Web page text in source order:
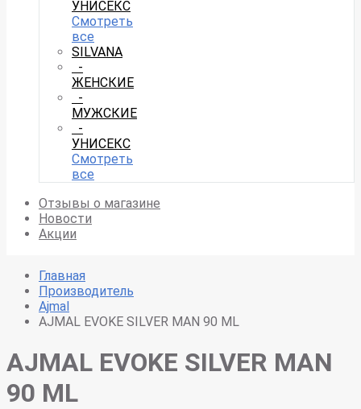
УНИСЕКС
Смотреть
все
SILVANA
-
ЖЕНСКИЕ
-
МУЖСКИЕ
-
УНИСЕКС
Смотреть
все
Отзывы о магазине
Новости
Акции
Главная
Производитель
Ajmal
AJMAL EVOKE SILVER MAN 90 ML
AJMAL EVOKE SILVER MAN
90 ML